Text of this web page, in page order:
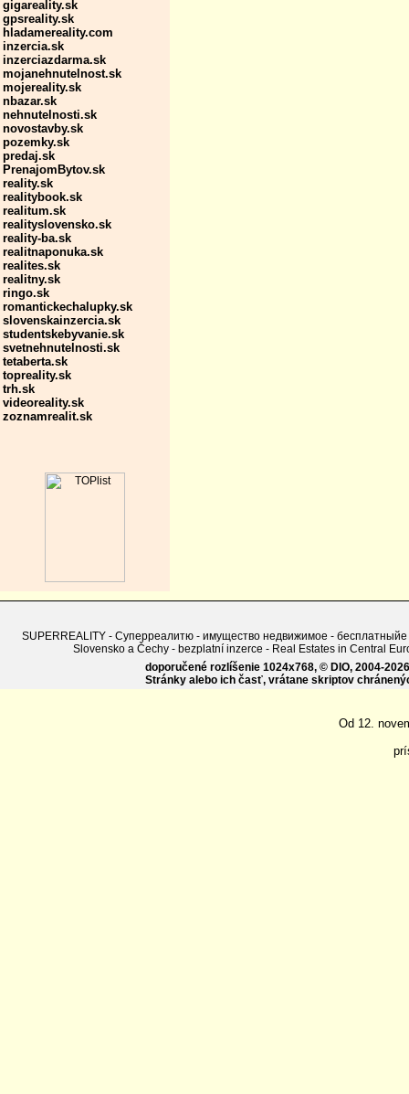
gigareality.sk
gpsreality.sk
hladamereality.com
inzercia.sk
inzerciazdarma.sk
mojanehnutelnost.sk
mojereality.sk
nbazar.sk
nehnutelnosti.sk
novostavby.sk
pozemky.sk
predaj.sk
PrenajomBytov.sk
reality.sk
realitybook.sk
realitum.sk
realityslovensko.sk
reality-ba.sk
realitnaponuka.sk
realites.sk
realitny.sk
ringo.sk
romantickechalupky.sk
slovenskainzercia.sk
studentskebyvanie.sk
svetnehnutelnosti.sk
tetaberta.sk
topreality.sk
trh.sk
videoreality.sk
zoznamrealit.sk
SUPERREALITY - Суперреалитю - имущество недвижимое -
Slovensko a Čechy - bezplatní inzerce - Real Estates in Central
doporučené rozlíšenie 1024x768, © DIO, 2004-
Stránky alebo ich časť, vrátane skriptov
Od 12.